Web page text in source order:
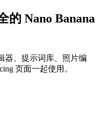
的 Nano Banana
器、提示词库、照片编
页面一起使用。